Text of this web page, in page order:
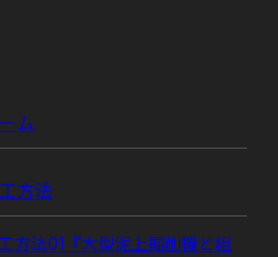
ム
方法
方法01『大型泥上掘削機と組